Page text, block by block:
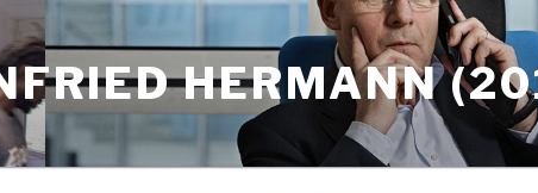
HERMANN